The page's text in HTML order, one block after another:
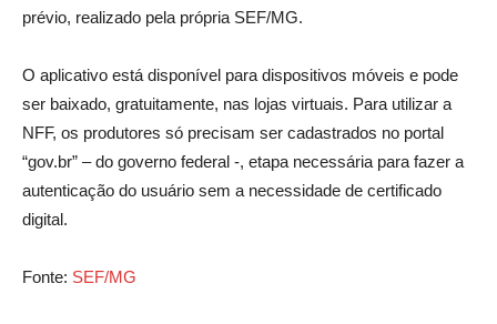
prévio, realizado pela própria SEF/MG.
O aplicativo está disponível para dispositivos móveis e pode
ser baixado, gratuitamente, nas lojas virtuais. Para utilizar a
NFF, os produtores só precisam ser cadastrados no portal
“gov.br” – do governo federal -, etapa necessária para fazer a
autenticação do usuário sem a necessidade de certificado
digital.
Fonte: SEF/MG